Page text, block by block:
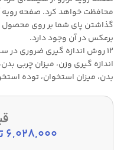
محافظت خواهد کرد. صفحه رویه
گذاشتن پای شما بر روی محصول
برعکس در آن وجود دارد.
۱۲ روش اندازه گیری ضروری
بدن، میزان استخوان، توده
6,028,000